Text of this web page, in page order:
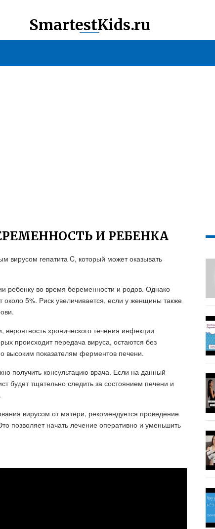
SmartestKids.ru
И РЕБЕНКА
вирусом гепатита C, который может оказывать
ребенку во время беременности и родов. Однако
около 5%. Риск увеличивается, если у женщины также
хронического течения инфекции
происходит передача вируса, остаются без
высоким показателям ферментов печени.
получить консультацию врача. Если на данный
будет тщательно следить за состоянием печени и
вирусом от матери, рекомендуется проведение
позволяет начать лечение оперативно и уменьшить